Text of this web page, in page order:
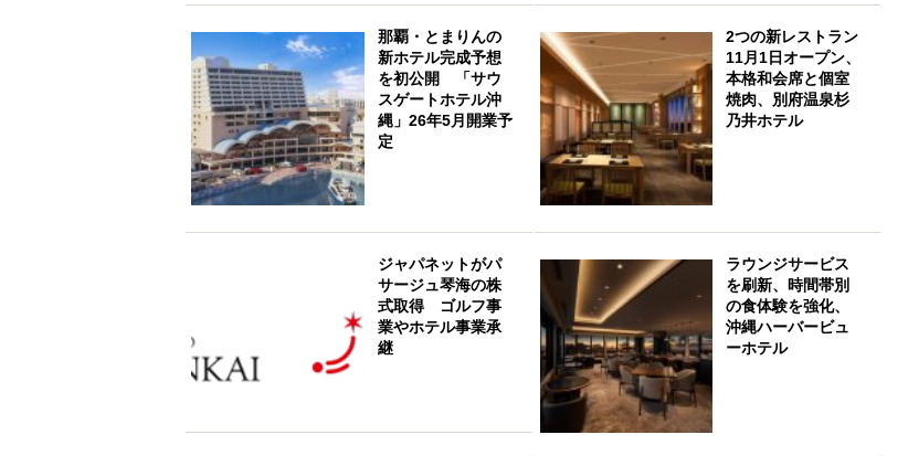
那覇・とまりんの
新ホテル完成予想
を初公開 「サウ
スゲートホテル沖
縄」26年5月開業予
定
2つの新レストラン
11月1日オープン、
本格和会席と個室
焼肉、別府温泉杉
乃井ホテル
ジャパネットがパ
サージュ琴海の株
式取得 ゴルフ事
業やホテル事業承
継
ラウンジサービス
を刷新、時間帯別
の食体験を強化、
沖縄ハーバービュ
ーホテル